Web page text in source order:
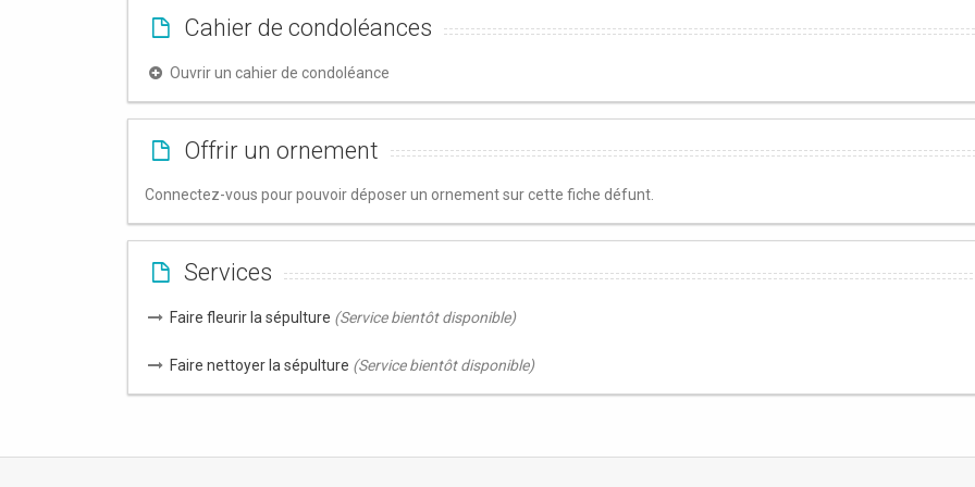
Cahier de condoléances
Ouvrir un cahier de condoléance
Offrir un ornement
Connectez-vous pour pouvoir déposer un ornement sur cette fiche défunt.
Services
Faire fleurir la sépulture (Service bientôt disponible)
Faire nettoyer la sépulture (Service bientôt disponible)